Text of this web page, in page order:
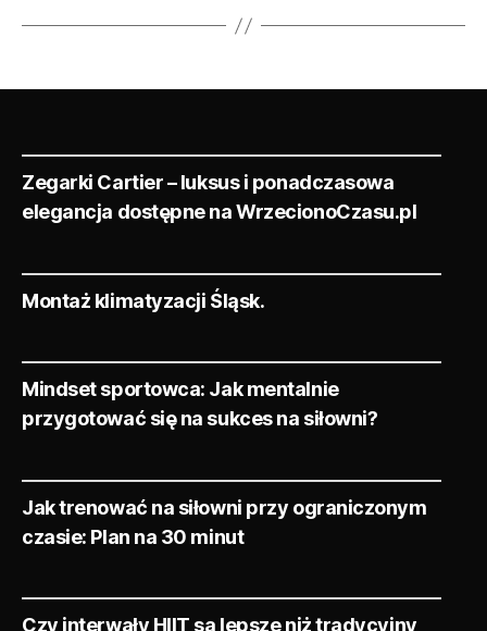
Zegarki Cartier – luksus i ponadczasowa
elegancja dostępne na WrzecionoCzasu.pl
Montaż klimatyzacji Śląsk.
Mindset sportowca: Jak mentalnie
przygotować się na sukces na siłowni?
Jak trenować na siłowni przy ograniczonym
czasie: Plan na 30 minut
Czy interwały HIIT są lepsze niż tradycyjny